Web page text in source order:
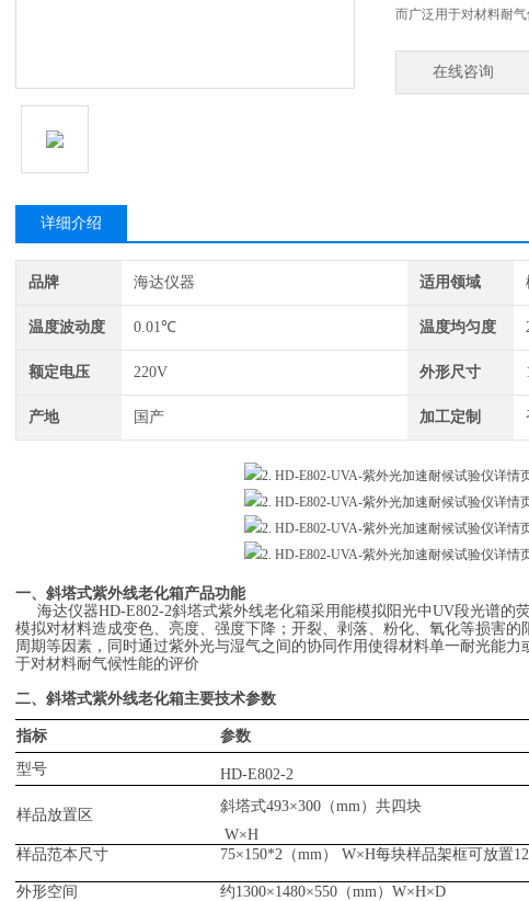
而广泛用于对材料耐
在线咨询
详细介绍
品牌 海达仪器 适用领域
温度波动度 0.01℃ 温度均匀度
额定电压 220V 外形尺寸
产地 国产 加工定制
一、斜塔式紫外线老化箱产品功能
海达仪器HD-E802-2斜塔式紫外线老化箱采用能模拟阳光中UV段光谱的
模拟对材料造成变色、亮度、强度下降；开裂、剥落、粉化、氧化等损害
周期等因素，同时通过紫外光与湿气之间的协同作用使得材料单一耐光能
于对材料耐气候性能的评价
二、斜塔式紫外线老化箱主要技术参数
指标
参数
型号
HD-E802-2
样品放置区
斜塔式493×300（mm）共四块
W×H
样品范本尺寸
75×150*2 （mm） W×H每块样品架框可放置
外形空间 约1300×1480×550（mm） W×H×D